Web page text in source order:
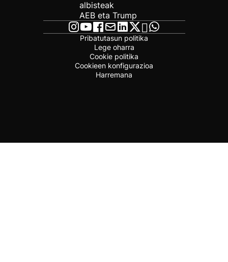
albisteak
AEB eta Trump
Pribatutasun politika
Lege oharra
Cookie politika
Cookieen konfigurazioa
Harremana